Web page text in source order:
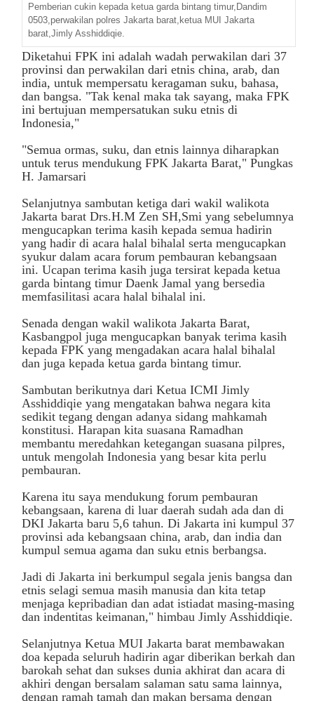
Pemberian cukin kepada ketua garda bintang timur,Dandim
0503,perwakilan polres Jakarta barat,ketua MUI Jakarta
barat,Jimly Asshiddiqie.
Diketahui FPK ini adalah wadah perwakilan dari 37
provinsi dan perwakilan dari etnis china, arab, dan
india, untuk mempersatu keragaman suku, bahasa,
dan bangsa. "Tak kenal maka tak sayang, maka FPK
ini bertujuan mempersatukan suku etnis di
Indonesia,"
"Semua ormas, suku, dan etnis lainnya diharapkan
untuk terus mendukung FPK Jakarta Barat," Pungkas
H. Jamarsari
Selanjutnya sambutan ketiga dari wakil walikota
Jakarta barat Drs.H.M Zen SH,Smi yang sebelumnya
mengucapkan terima kasih kepada semua hadirin
yang hadir di acara halal bihalal serta mengucapkan
syukur dalam acara forum pembauran kebangsaan
ini. Ucapan terima kasih juga tersirat kepada ketua
garda bintang timur Daenk Jamal yang bersedia
memfasilitasi acara halal bihalal ini.
Senada dengan wakil walikota Jakarta Barat,
Kasbangpol juga mengucapkan banyak terima kasih
kepada FPK yang mengadakan acara halal bihalal
dan juga kepada ketua garda bintang timur.
Sambutan berikutnya dari Ketua ICMI Jimly
Asshiddiqie yang mengatakan bahwa negara kita
sedikit tegang dengan adanya sidang mahkamah
konstitusi. Harapan kita suasana Ramadhan
membantu meredahkan ketegangan suasana pilpres,
untuk mengolah Indonesia yang besar kita perlu
pembauran.
Karena itu saya mendukung forum pembauran
kebangsaan, karena di luar daerah sudah ada dan di
DKI Jakarta baru 5,6 tahun. Di Jakarta ini kumpul 37
provinsi ada kebangsaan china, arab, dan india dan
kumpul semua agama dan suku etnis berbangsa.
Jadi di Jakarta ini berkumpul segala jenis bangsa dan
etnis selagi semua masih manusia dan kita tetap
menjaga kepribadian dan adat istiadat masing-masing
dan indentitas keimanan," himbau Jimly Asshiddiqie.
Selanjutnya Ketua MUI Jakarta barat membawakan
doa kepada seluruh hadirin agar diberikan berkah dan
barokah sehat dan sukses dunia akhirat dan acara di
akhiri dengan bersalam salaman satu sama lainnya,
dengan ramah tamah dan makan bersama dengan